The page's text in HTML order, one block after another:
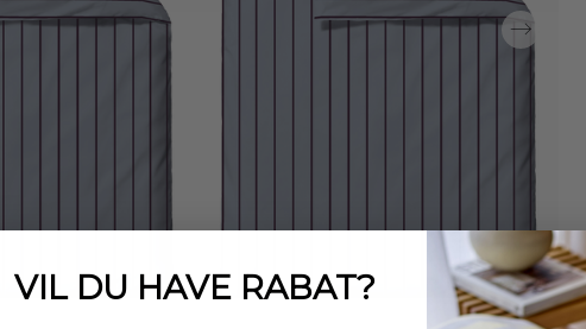
VIL DU HAVE RABAT?